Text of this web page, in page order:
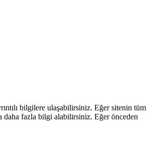
bilgilere ulaşabilirsiniz. Eğer sitenin tüm
daha fazla bilgi alabilirsiniz. Eğer önceden